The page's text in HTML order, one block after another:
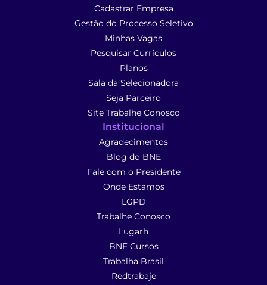
Cadastrar Empresa
Gestão do Processo Seletivo
Minhas Vagas
Pesquisar Currículos
Planos
Sala da Selecionadora
Seja Parceiro
Site Trabalhe Conosco
Institucional
Agradecimentos
Blog do BNE
Fale com o Presidente
Onde Estamos
LGPD
Trabalhe Conosco
Lugarh
BNE Cursos
Trabalha Brasil
Redtrabaje